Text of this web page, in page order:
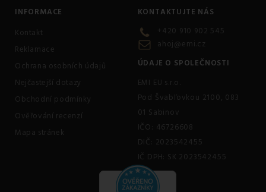
INFORMACE
Kontakt
Reklamace
Ochrana osobních údajů
Nejčastejší dotazy
Obchodní podmínky
Ověřování recenzí
Mapa stránek
KONTAKTUJTE NÁS
+420 910 902 545
ahoj@emi.cz
ÚDAJE O SPOLEČNOSTI
EMI EU s.r.o.
Pod Švabľovkou 2100, 083
01 Sabinov
IČO: 46726608
DIČ: 2023542455
IČ DPH: SK 2023542455